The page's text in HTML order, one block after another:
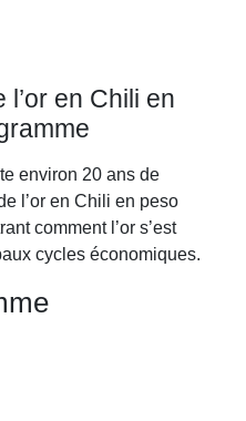
en Chili en
environ 20 ans de
l’or en Chili en peso
comment l’or s’est
cycles économiques.